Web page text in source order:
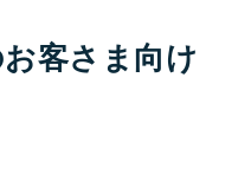
客さま向け